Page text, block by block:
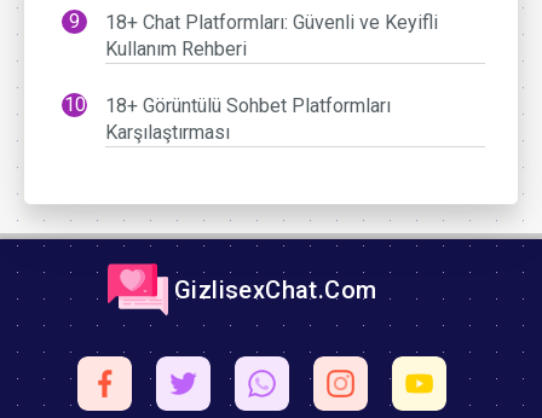
18+ Chat Platformları: Güvenli ve Keyifli
Kullanım Rehberi
18+ Görüntülü Sohbet Platformları
Karşılaştırması
GizlisexChat.Com